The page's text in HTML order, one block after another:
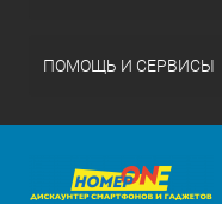
ПОМОЩЬ И СЕРВИСЫ